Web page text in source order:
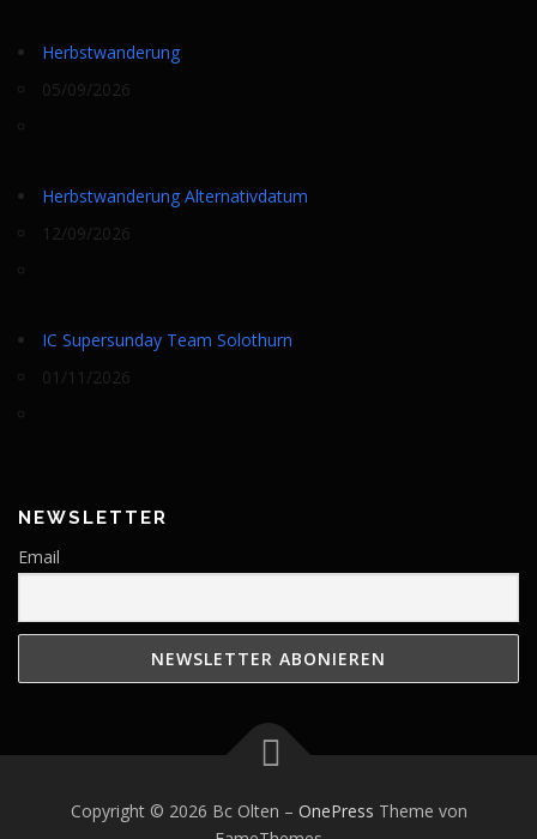
Herbstwanderung
05/09/2026
Herbstwanderung Alternativdatum
12/09/2026
IC Supersunday Team Solothurn
01/11/2026
NEWSLETTER
Email
Copyright © 2026 Bc Olten – OnePress Theme von